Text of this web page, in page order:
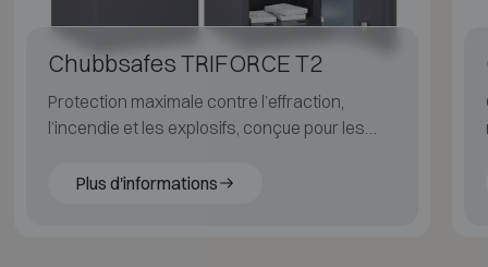
Chubbsafes TRIFORCE T2
Protection maximale contre l’effraction,
l’incendie et les explosifs, conçue pour les
Plus d'informations